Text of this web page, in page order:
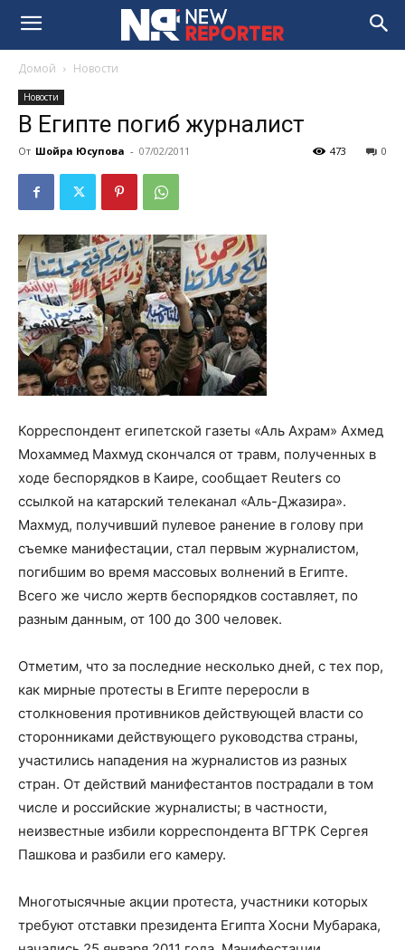
Домой Новости
Новости
В Египте погиб журналист
От Шойра Юсупова - 07/02/2011 0
473
Корреспондент египетской газеты «Аль Ахрам» Ахмед
Мохаммед Махмуд скончался от травм, полученных в
ходе беспорядков в Каире, сообщает Reuters со
ссылкой на катарский телеканал «Аль-Джазира».
Махмуд, получивший пулевое ранение в голову при
съемке манифестации, стал первым журналистом,
погибшим во время массовых волнений в Египте.
Всего же число жертв беспорядков составляет, по
разным данным, от 100 до 300 человек.
Отметим, что за последние несколько дней, с тех пор,
как мирные протесты в Египте переросли в
столкновения противников действующей власти со
сторонниками действующего руководства страны,
участились нападения на журналистов из разных
стран. От действий манифестантов пострадали в том
числе и российские журналисты; в частности,
неизвестные избили корреспондента ВГТРК Сергея
Пашкова и разбили его камеру.
Многотысячные акции протеста, участники которых
требуют отставки президента Египта Хосни Мубарака,